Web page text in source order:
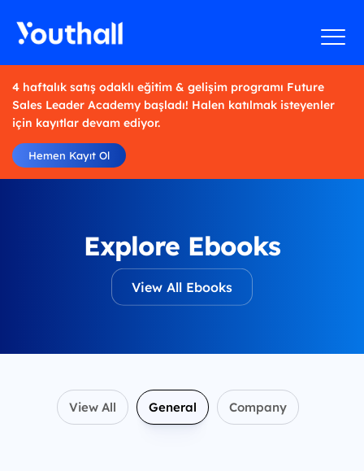
4 haftalık satış odaklı eğitim & gelişim programı Future
Sales Leader Academy başladı! Halen katılmak isteyenler
için kayıtlar devam ediyor.
Hemen Kayıt Ol
Explore Ebooks
View All Ebooks
View All General Company